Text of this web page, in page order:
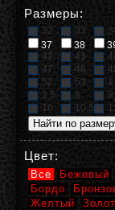
Размеры:
32 33
37
38
42
43
47
48
52
53 1
2,5
8
10
10,5
Цвет:
Все Бежевый
Бордо
Желтый